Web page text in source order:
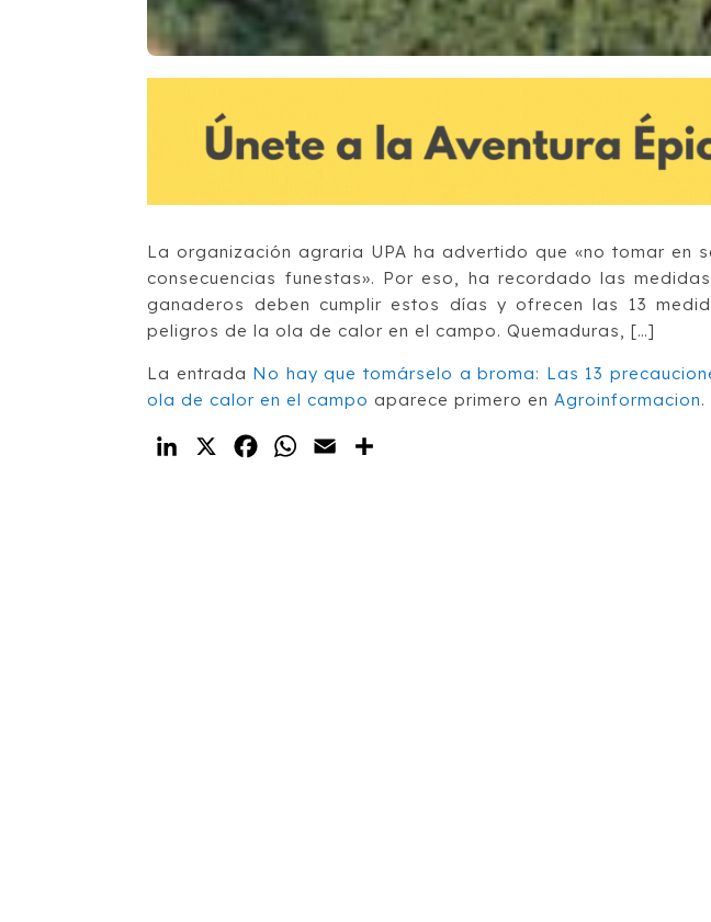
La organización agraria UPA ha advertido que «no tomar en
consecuencias funestas». Por eso, ha recordado las
ganaderos deben cumplir estos días y ofrecen las 13
peligros de la ola de calor en el campo. Quemaduras, […]
La entrada No hay que tomárselo a broma: Las 13
ola de calor en el campo aparece primero en Agroinformacion.
LinkedIn
X FacebookWhatsApp
Email